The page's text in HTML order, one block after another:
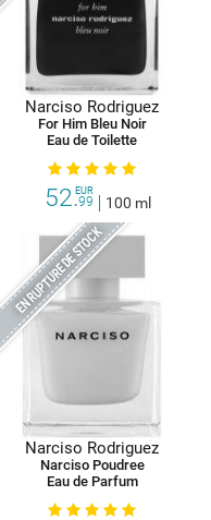
Narciso Rodriguez
For Him Bleu Noir
Eau de Toilette
52.99
EUR
100 ml
EN RUPTURE DE STOCK
Narciso Rodriguez
Narciso Poudree
Eau de Parfum